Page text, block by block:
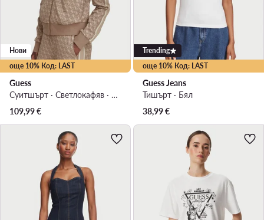
още 10% Код: LAST
Нови
Guess
Суитшърт · Светлокафяв · Regular Fit
109,99€
още 10% Код: LAST
Trending
Guess Jeans
Тишърт · Бял
38,99€